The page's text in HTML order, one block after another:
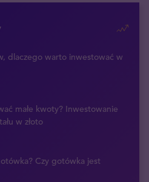
dlaczego warto inwestować w
małe kwoty? Inwestowanie
w złoto
Czy gotówka jest